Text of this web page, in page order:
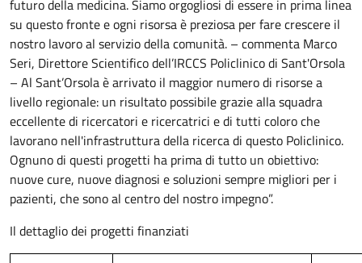
futuro della medicina. Siamo orgogliosi di essere in prima linea
su questo fronte e ogni risorsa è preziosa per fare crescere il
nostro lavoro al servizio della comunità. – commenta Marco
Seri, Direttore Scientifico dell’IRCCS Policlinico di Sant'Orsola
– Al Sant’Orsola è arrivato il maggior numero di risorse a
livello regionale: un risultato possibile grazie alla squadra
eccellente di ricercatori e ricercatrici e di tutti coloro che
lavorano nell'infrastruttura della ricerca di questo Policlinico.
Ognuno di questi progetti ha prima di tutto un obiettivo:
nuove cure, nuove diagnosi e soluzioni sempre migliori per i
pazienti, che sono al centro del nostro impegno”.
Il dettaglio dei progetti finanziati